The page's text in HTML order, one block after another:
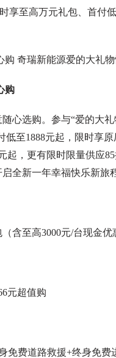
享至高万元礼包、首付
购
心选购。参与“爱的大
至1888元起，限时享
起，更有限时限量供应
全新一年幸福快乐新旅
含至高3000元/台现金优
元超值购
费道路救援+终身免费